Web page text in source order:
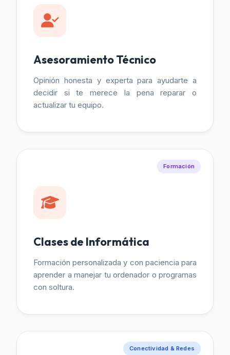
Asesoramiento Técnico
Opinión honesta y experta para ayudarte a
decidir si te merece la pena reparar o
actualizar tu equipo.
Formación
Clases de Informática
Formación personalizada y con paciencia para
aprender a manejar tu ordenador o programas
con soltura.
Conectividad & Redes